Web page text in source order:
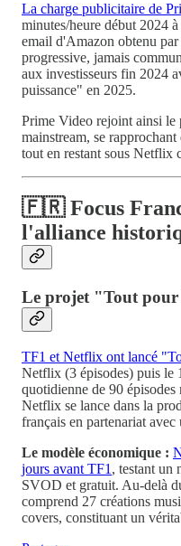
La charge publicitaire de
minutes/heure début 2024
email d'Amazon obtenu
progressive, jamais
aux investisseurs fin 2024
puissance" en 2025.
Prime Video rejoint ainsi le
mainstream, se
tout en restant sous Netflix
🇫🇷 Focus
l'alliance
Le projet "Tout
TF1 et Netflix ont lancé
Netflix (3 épisodes) puis le
quotidienne de 90
Netflix se lance dans la
français en partenariat
Le modèle économique :
jours avant TF1 , testant un
SVOD et gratuit. Au-delà
comprend 27 créations
covers, constituant un